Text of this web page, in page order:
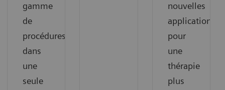
gamme
de
procédures
dans
une
seule
nouvelles
applications
pour
une
thérapie
plus